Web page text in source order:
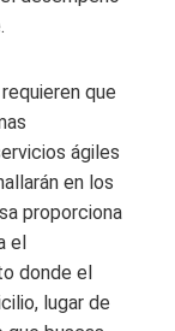
que
ágiles
en los
proporciona
el
donde el
lugar de